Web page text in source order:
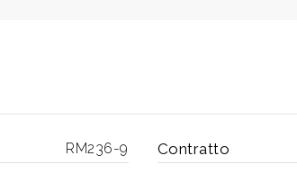
RM236-9 Contratto